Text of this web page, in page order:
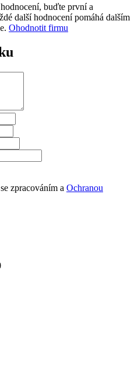
buďte první a
další hodnocení pomáhá dalším
Ohodnotit firmu
zpracováním a Ochranou